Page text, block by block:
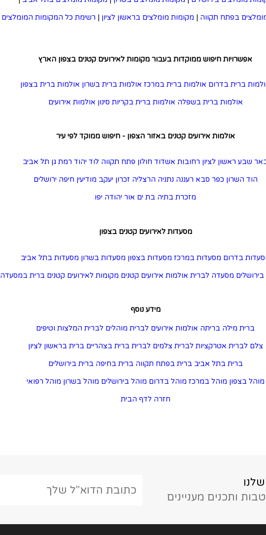
בפתח תקווה | מקומות מומלצים בראשון לציון | רשימת כל המקומות המומלצים
אפשרויות חיפוש ממוקדות בעבור מקומות לאירועים קטנים בצפון הארץ
ברית בדרום אולמות ברית במרכז אולמות ברית בשרון אולמות ברית בצפון
אולמות ברית בשפלה אולמות ברית בקריות סינון אולמות אירועים
אולמות אירועים קטנים באזור הצפון - חיפוש ממוקד לפי עיר
שבע ראשון לציון רחובות אשדוד חולון פתח תקווה לוד יהוד רמת גן תל אביב
הוד השרון כפר סבא רעננה נתניה הרצליה זכרון יעקב מודיעין חיפה ירושלים
מזכרת בתיה בת ים אור יהודה יפו
מסעדות לאירועים קטנים בצפון
בדרום מסעדות במרכז מסעדות בצפון מסעדות בשרון מסעדות בתל אביב
מסעדה לברית אולמות אירועים קטנים מקומות לאירועים קטנים ברית במסעדה
מידע נוסף
ברית מילה בריתה אולמות אירועים לברית מוהלים לברית המלצות וטיפים
צלם לברית אטרקציות לברית צלמים לברית ברית בצהריים ברית בראשון לציון
ברית בתל אביב ברית בפתח תקווה ברית בחיפה ברית בירושלים
מוהל בצפון מוהל במרכז מוהל בדרום מוהל בירושלים מוהל בשרון מוהל רפואי
חזרה לדף הבית
ותכנים מעניינים